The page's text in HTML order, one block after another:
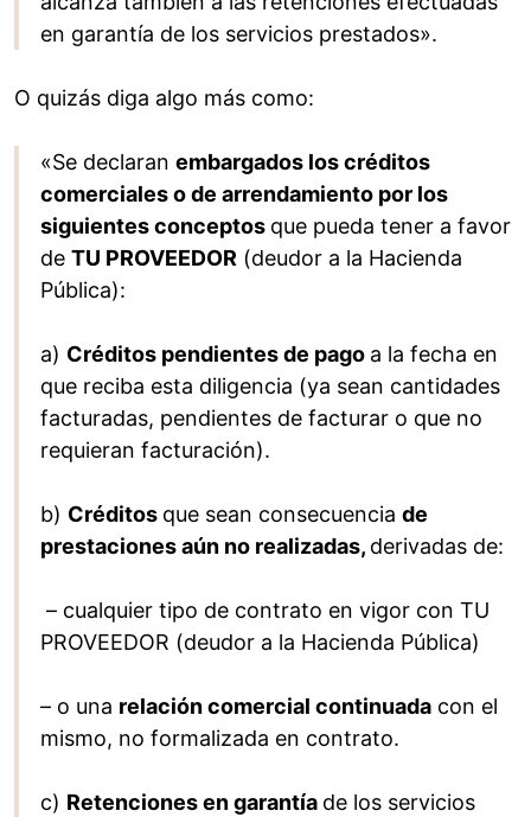
en garantía de los servicios prestados».
O quizás diga algo más como:
«Se declaran embargados los créditos
comerciales o de arrendamiento por los
siguientes conceptos que pueda tener a favor
de TU PROVEEDOR (deudor a la Hacienda
Pública):
a) Créditos pendientes de pago a la fecha en
que reciba esta diligencia (ya sean cantidades
facturadas, pendientes de facturar o que no
requieran facturación).
b) Créditos que sean consecuencia de
prestaciones aún no realizadas, derivadas de:
– cualquier tipo de contrato en vigor con TU
PROVEEDOR (deudor a la Hacienda Pública)
– o una relación comercial continuada con el
mismo, no formalizada en contrato.
c) Retenciones en garantía de los servicios